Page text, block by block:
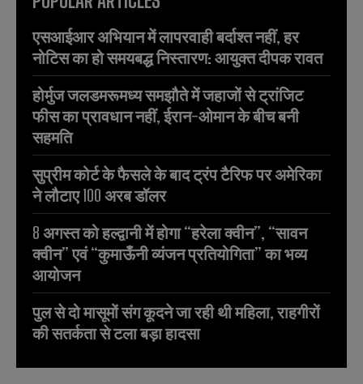
एसआईआर अभियान में लापरवाही बर्दाश्त नहीं, हर
नोटिस का हो समयबद्ध निस्तारण: आयुक्त दीपक रावत
होर्मुज जलडमरूमध्य समझौते में जहाजों से ट्रांजिट
फीस का प्रावधान नहीं, ईरान-ओमान के बीच बनी
सहमति
सुप्रीम कोर्ट के फैसले के बाद ट्रंप टैरिफ पर अमेरिका
ने लौटाए 100 अरब डॉलर
8 अगस्त को हल्द्वानी में होगा “हरेला क्वीन”, “सावन
क्वीन” एवं “कुमाऊँनी व्यंजन प्रतियोगिता” का भव्य
आयोजन
पुल से दो मासूमों संग कूदने जा रही थी महिला, राहगीरों
की सतर्कता से टला बड़ा हादसा